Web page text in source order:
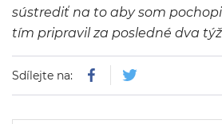
sústrediť na to aby som
tím pripravil za posledné dva
Sdílejte na: